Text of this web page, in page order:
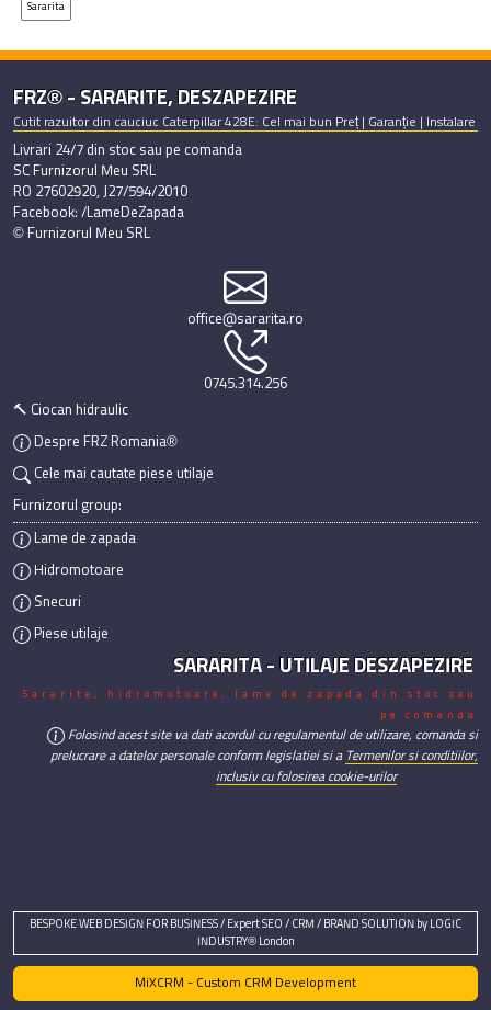
Sararita
FRZ® - SARARITE, DESZAPEZIRE
Cutit razuitor din cauciuc Caterpillar 428E: Cel mai bun Preț | Garanție | Instalare
Livrari 24/7 din stoc sau pe comanda
SC Furnizorul Meu SRL
RO 27602920, J27/594/2010
Facebook: /LameDeZapada
© Furnizorul Meu SRL
office@sararita.ro
0745.314.256
🔨 Ciocan hidraulic
Despre FRZ Romania®
Cele mai cautate piese utilaje
Furnizorul group:
Lame de zapada
Hidromotoare
Snecuri
Piese utilaje
SARARITA - UTILAJE DESZAPEZIRE
Sararite, hidromotoare, lame de zapada din stoc sau
pe comanda
Folosind acest site va dati acordul cu regulamentul de utilizare, comanda si
prelucrare a datelor personale conform legislatiei si a Termenilor si conditiilor,
inclusiv cu folosirea cookie-urilor
BESPOKE WEB DESIGN FOR BUSINESS / Expert SEO / CRM / BRAND SOLUTION by LOGIC
INDUSTRY® London
MiXCRM - Custom CRM Development